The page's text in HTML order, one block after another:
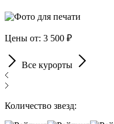
Цены от: 3 500 ₽
Все курорты
Количество звезд: